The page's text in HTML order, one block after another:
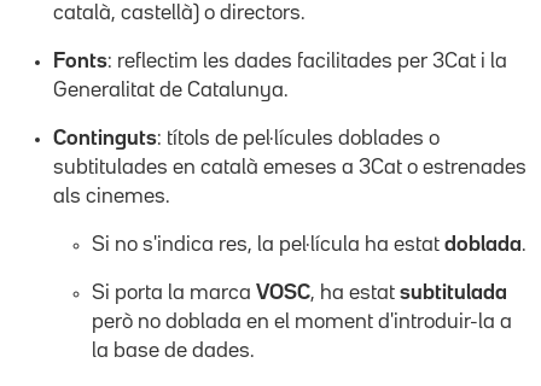
català, castellà) o directors.
Fonts: reflectim les dades facilitades per 3Cat i la
Generalitat de Catalunya.
Continguts: títols de pel·lícules doblades o
subtitulades en català emeses a 3Cat o estrenades
als cinemes.
Si no s'indica res, la pel·lícula ha estat doblada.
Si porta la marca VOSC, ha estat subtitulada
però no doblada en el moment d'introduir-la a
la base de dades.